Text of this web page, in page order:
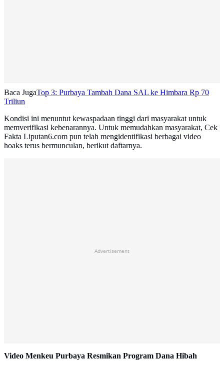
Baca JugaTop 3: Purbaya Tambah Dana SAL ke Himbara Rp 70
Triliun
Kondisi ini menuntut kewaspadaan tinggi dari masyarakat untuk
memverifikasi kebenarannya. Untuk memudahkan masyarakat, Cek
Fakta Liputan6.com pun telah mengidentifikasi berbagai video
hoaks terus bermunculan, berikut daftarnya.
Advertisement
Video Menkeu Purbaya Resmikan Program Dana Hibah